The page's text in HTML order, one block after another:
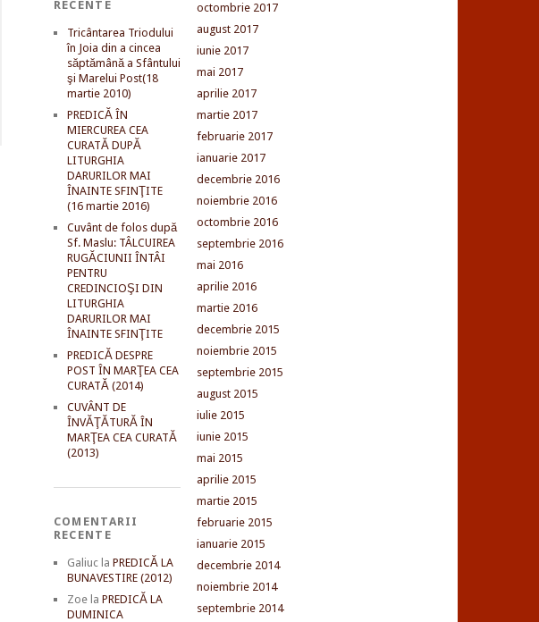
RECENTE
Tricântarea Triodului
în Joia din a cincea
săptămână a Sfântului
şi Marelui Post(18
martie 2010)
PREDICĂ ÎN
MIERCUREA CEA
CURATĂ DUPĂ
LITURGHIA
DARURILOR MAI
ÎNAINTE SFINŢITE
(16 martie 2016)
Cuvânt de folos după
Sf. Maslu: TÂLCUIREA
RUGĂCIUNII ÎNTÂI
PENTRU
CREDINCIOŞI DIN
LITURGHIA
DARURILOR MAI
ÎNAINTE SFINŢITE
PREDICĂ DESPRE
POST ÎN MARŢEA CEA
CURATĂ (2014)
CUVÂNT DE
ÎNVĂŢĂTURĂ ÎN
MARŢEA CEA CURATĂ
(2013)
COMENTARII
RECENTE
Galiucla PREDICĂ LA
BUNAVESTIRE (2012)
Zoela PREDICĂ LA
DUMINICA
octombrie 2017
august 2017
iunie 2017
mai 2017
aprilie 2017
martie 2017
februarie 2017
ianuarie 2017
decembrie 2016
noiembrie 2016
octombrie 2016
septembrie 2016
mai 2016
aprilie 2016
martie 2016
decembrie 2015
noiembrie 2015
septembrie 2015
august 2015
iulie 2015
iunie 2015
mai 2015
aprilie 2015
martie 2015
februarie 2015
ianuarie 2015
decembrie 2014
noiembrie 2014
septembrie 2014